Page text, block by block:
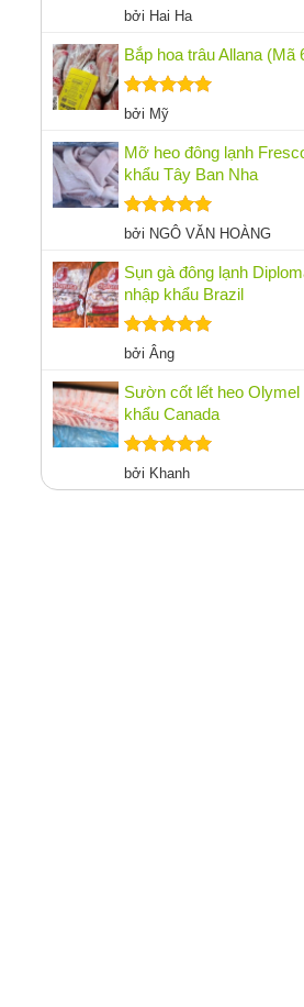
Được xếp
sao
bởi Hai Ha
Bắp hoa trâu Allana (Mã
Được xếp
hạng
sao
bởi Mỹ
Mỡ heo đông lạnh
khẩu Tây Ban Nha
Được xếp
sao
bởi NGÔ VĂN HOÀNG
Sụn gà đông lạnh
nhập khẩu Brazil
Được xếp
5
sao
bởi Âng
Sườn cốt lết heo Olymel
khẩu Canada
Được xếp
hạng55
bởi Khanh